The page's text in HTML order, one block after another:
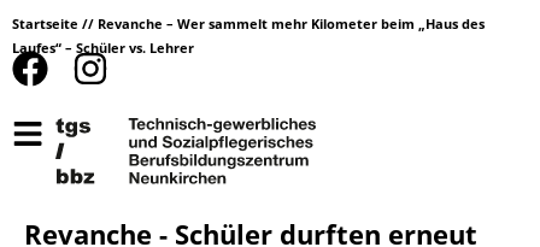
Startseite // Revanche – Wer sammelt mehr Kilometer beim „Haus des
Laufes“ – Schüler vs. Lehrer
Revanche - Schüler durften erneut